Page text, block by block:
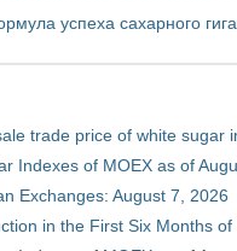
успеха сахарного
trade price of white sugar
Indexes of MOEX as of
Exchanges: August 7, 2026
in the First Six Months of